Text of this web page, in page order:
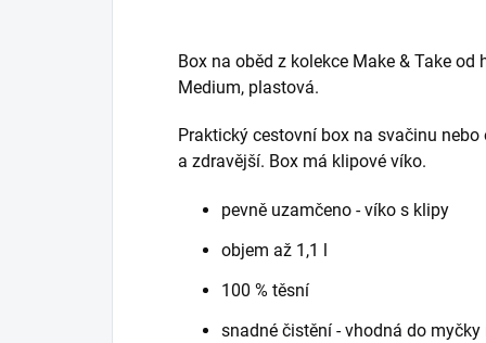
Box na oběd z kolekce Make & Take
Medium, plastová.
Praktický cestovní box na svačinu
a zdravější. Box má klipové víko.
pevně uzamčeno - víko s klipy
objem až 1,1 l
100 % těsní
snadné čistění - vhodná do